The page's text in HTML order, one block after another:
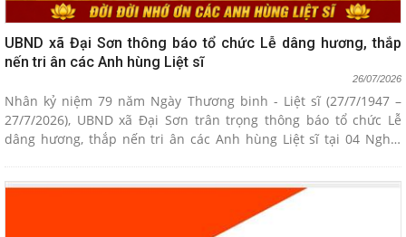
UBND xã Đại Sơn thông báo tổ chức Lễ dâng hương, thắp
nến tri ân các Anh hùng Liệt sĩ
26/07/2026
Nhân kỷ niệm 79 năm Ngày Thương binh - Liệt sĩ (27/7/1947 –
27/7/2026), UBND xã Đại Sơn trân trọng thông báo tổ chức Lễ
dâng hương, thắp nến tri ân các Anh hùng Liệt sĩ tại 04 Nghĩa